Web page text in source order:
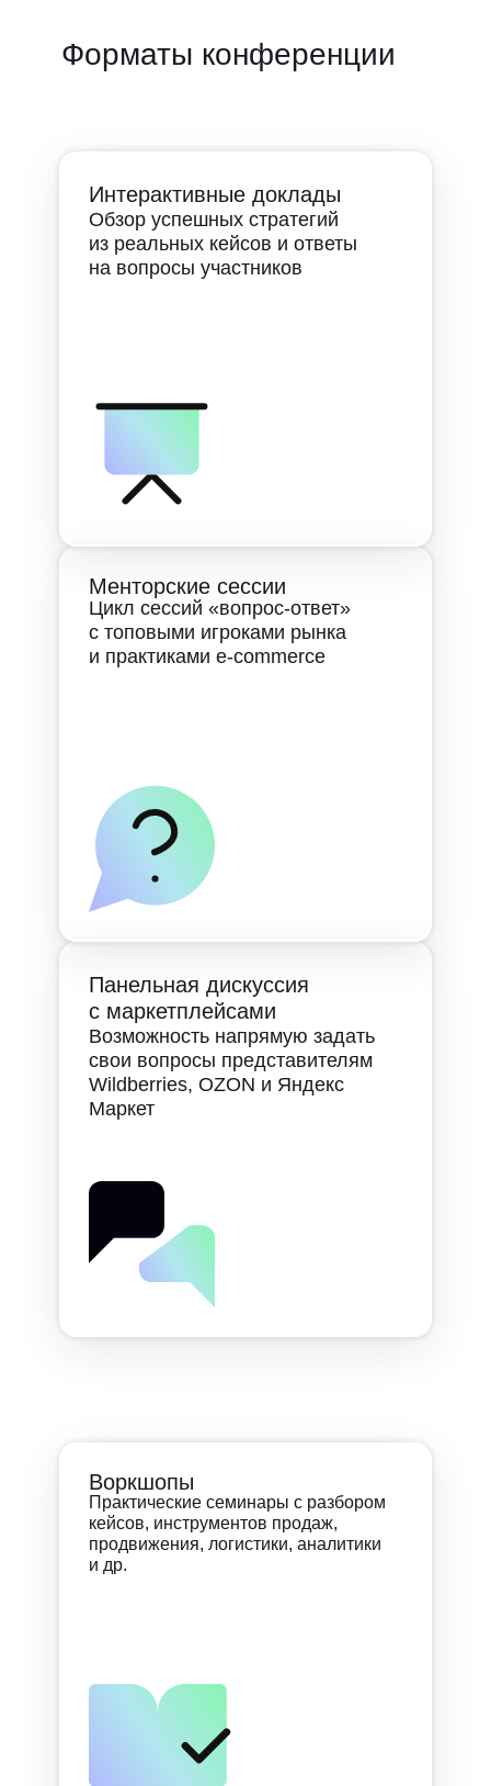
Воркшопы
Практические семинары с разбором
кейсов, инструментов продаж,
продвижения, логистики, аналитики
и др.
Интерактивные доклады
Обзор успешных стратегий
из реальных кейсов и ответы
на вопросы участников
Менторские сессии
Цикл сессий «вопрос-ответ»
с топовыми игроками рынка
и практиками e-commerce
Панельная дискуссия
с маркетплейсами
Возможность напрямую задать
свои вопросы представителям
Wildberries, OZON и Яндекс
Маркет
Форматы конференции